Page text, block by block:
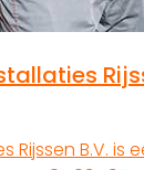
Rijssen B.V. is